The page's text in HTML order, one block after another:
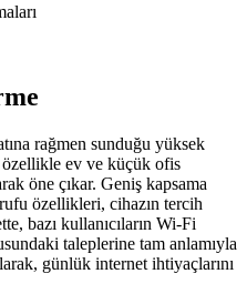
rağmen sunduğu yüksek
özellikle ev ve küçük ofis
öne çıkar. Geniş kapsama
özellikleri, cihazın tercih
bazı kullanıcıların Wi-Fi
taleplerine tam anlamıyla
günlük internet ihtiyaçlarını